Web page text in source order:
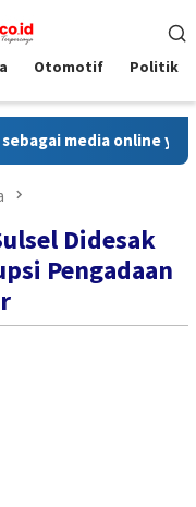
Otomotif Politik
media online yang
Didesak
Pengadaan